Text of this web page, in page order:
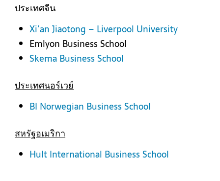
ประเทศจีน
Xi’an Jiaotong – Liverpool University
Emlyon Business School
Skema Business School
ประเทศนอร์เวย์
BI Norwegian Business School
สหรัฐอเมริกา
Hult International Business School